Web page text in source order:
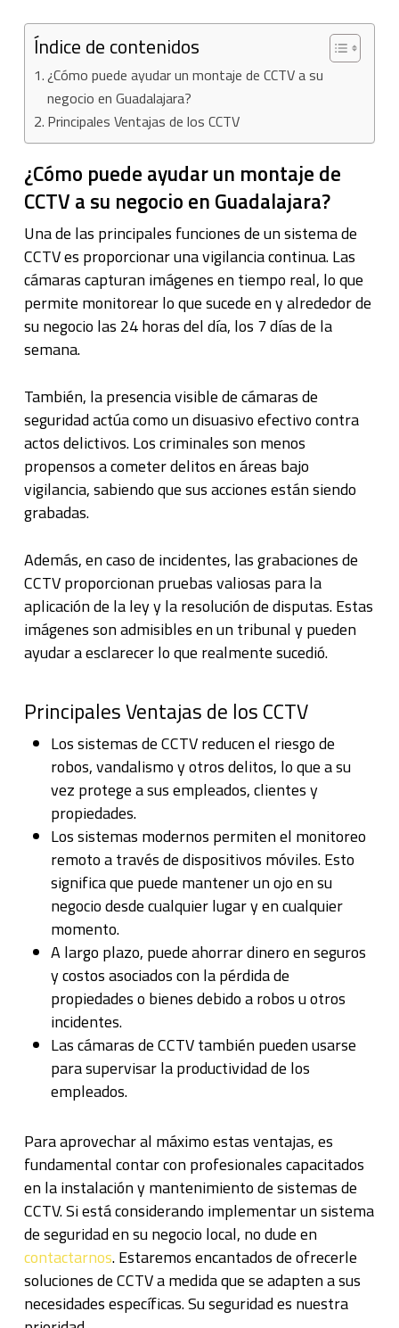
Índice de contenidos
¿Cómo puede ayudar un montaje de CCTV a su
negocio en Guadalajara?
Principales Ventajas de los CCTV
¿Cómo puede ayudar un montaje de
CCTV a su negocio en Guadalajara?
Una de las principales funciones de un sistema de
CCTV es proporcionar una vigilancia continua. Las
cámaras capturan imágenes en tiempo real, lo que
permite monitorear lo que sucede en y alrededor de
su negocio las 24 horas del día, los 7 días de la
semana.
También, la presencia visible de cámaras de
seguridad actúa como un disuasivo efectivo contra
actos delictivos. Los criminales son menos
propensos a cometer delitos en áreas bajo
vigilancia, sabiendo que sus acciones están siendo
grabadas.
Además, en caso de incidentes, las grabaciones de
CCTV proporcionan pruebas valiosas para la
aplicación de la ley y la resolución de disputas. Estas
imágenes son admisibles en un tribunal y pueden
ayudar a esclarecer lo que realmente sucedió.
Principales Ventajas de los CCTV
Los sistemas de CCTV reducen el riesgo de
robos, vandalismo y otros delitos, lo que a su
vez protege a sus empleados, clientes y
propiedades.
Los sistemas modernos permiten el monitoreo
remoto a través de dispositivos móviles. Esto
significa que puede mantener un ojo en su
negocio desde cualquier lugar y en cualquier
momento.
A largo plazo, puede ahorrar dinero en seguros
y costos asociados con la pérdida de
propiedades o bienes debido a robos u otros
incidentes.
Las cámaras de CCTV también pueden usarse
para supervisar la productividad de los
empleados.
Para aprovechar al máximo estas ventajas, es
fundamental contar con profesionales capacitados
en la instalación y mantenimiento de sistemas de
CCTV. Si está considerando implementar un sistema
de seguridad en su negocio local, no dude en
contactarnos. Estaremos encantados de ofrecerle
soluciones de CCTV a medida que se adapten a sus
necesidades específicas. Su seguridad es nuestra